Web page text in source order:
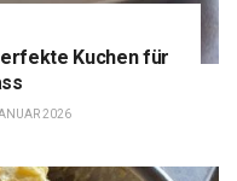
Kuchen für
2026